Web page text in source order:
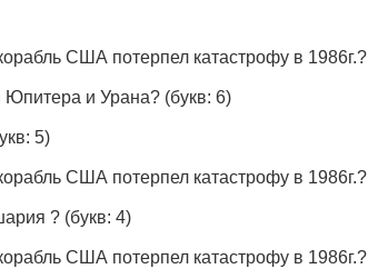
США потерпел катастрофу в 1986г.?
Юпитера и Урана? (букв: 6)
5)
США потерпел катастрофу в 1986г.?
? (букв: 4)
США потерпел катастрофу в 1986г.?